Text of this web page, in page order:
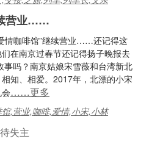
营业……
情咖啡馆”继续营业……还记得这
在南京过春节还记得扬子晚报去
事吗？南京姑娘宋雪薇和台湾新北
知、相爱。2017年，北漂的小宋
……更多
馆,营业,咖啡,爱情,小宋,小林